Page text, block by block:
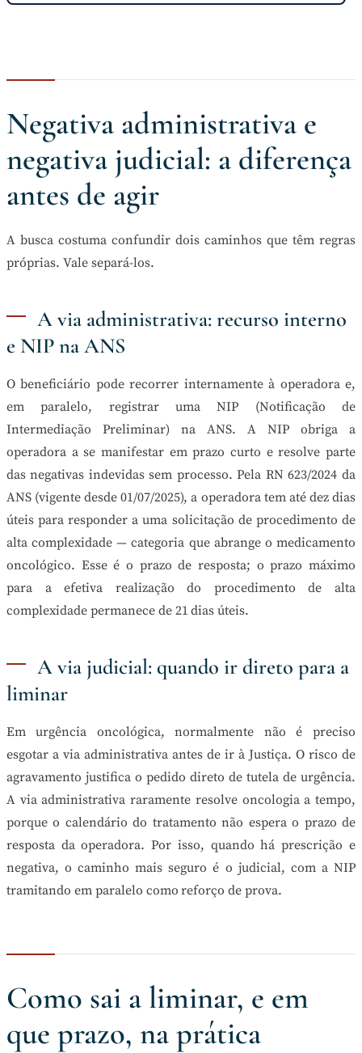
Negativa administrativa e
negativa judicial: a diferença
antes de agir
A busca costuma confundir dois caminhos que têm regras
próprias. Vale separá-los.
A via administrativa: recurso interno
e NIP na ANS
O beneficiário pode recorrer internamente à operadora e,
em paralelo, registrar uma NIP (Notificação de
Intermediação Preliminar) na ANS. A NIP obriga a
operadora a se manifestar em prazo curto e resolve parte
das negativas indevidas sem processo. Pela RN 623/2024 da
ANS (vigente desde 01/07/2025), a operadora tem até dez dias
úteis para responder a uma solicitação de procedimento de
alta complexidade — categoria que abrange o medicamento
oncológico. Esse é o prazo de resposta; o prazo máximo
para a efetiva realização do procedimento de alta
complexidade permanece de 21 dias úteis.
A via judicial: quando ir direto para a
liminar
Em urgência oncológica, normalmente não é preciso
esgotar a via administrativa antes de ir à Justiça. O risco de
agravamento justifica o pedido direto de tutela de urgência.
A via administrativa raramente resolve oncologia a tempo,
porque o calendário do tratamento não espera o prazo de
resposta da operadora. Por isso, quando há prescrição e
negativa, o caminho mais seguro é o judicial, com a NIP
tramitando em paralelo como reforço de prova.
Como sai a liminar, e em
que prazo, na prática